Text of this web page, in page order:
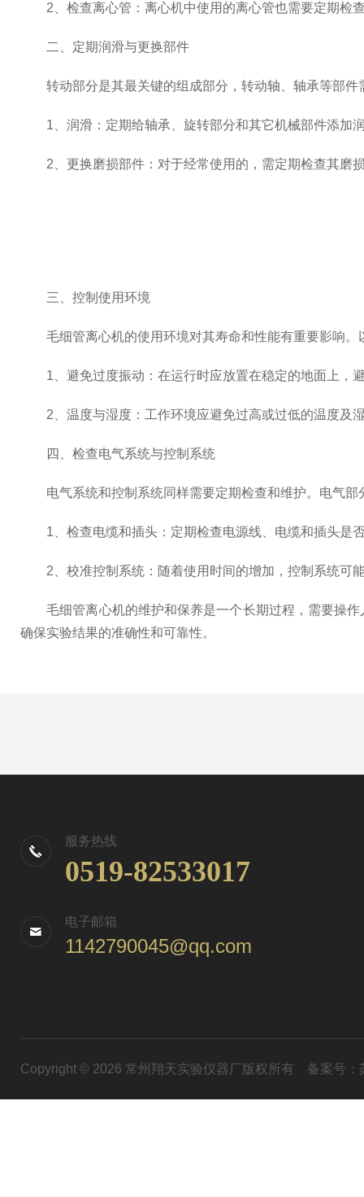
2、检查离心管：离心机中使用的离心管也需要定期检
二、定期润滑与更换部件
转动部分是其最关键的组成部分，转动轴、轴承等部件
1、润滑：定期给轴承、旋转部分和其它机械部件添加
2、更换磨损部件：对于经常使用的，需定期检查其磨损
三、控制使用环境
毛细管离心机的使用环境对其寿命和性能有重要影响。
1、避免过度振动：在运行时应放置在稳定的地面上，
2、温度与湿度：工作环境应避免过高或过低的温度及湿
四、检查电气系统与控制系统
电气系统和控制系统同样需要定期检查和维护。电气部
1、检查电缆和插头：定期检查电源线、电缆和插头是
2、校准控制系统：随着使用时间的增加，控制系统可
毛细管离心机的维护和保养是一个长期过程，需要操作
确保实验结果的准确性和可靠性。
服务热线
0519-82533017
电子邮箱
1142790045@qq.com
Copyright © 2026 常州翔天实验仪器厂版权所有 备案号：